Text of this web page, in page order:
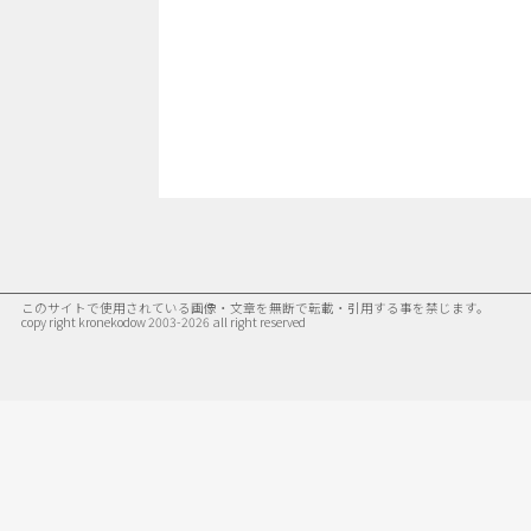
このサイトで使用されている画像・文章を無断で転載・引用する事を禁じます。
copy right kronekodow 2003-2026 all right reserved